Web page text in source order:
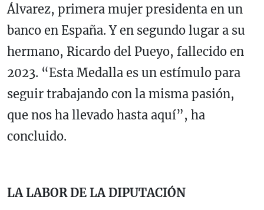
Álvarez, primera mujer presidenta en un
banco en España. Y en segundo lugar a su
hermano, Ricardo del Pueyo, fallecido en
2023. “Esta Medalla es un estímulo para
seguir trabajando con la misma pasión,
que nos ha llevado hasta aquí”, ha
concluido.
LA LABOR DE LA DIPUTACIÓN